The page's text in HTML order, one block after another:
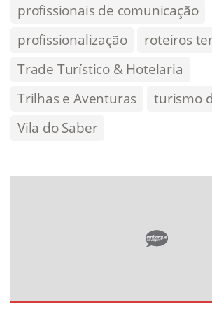
profissionais de comunicação
profissionalização
roteiros
Trade Turístico & Hotelaria
Trilhas e Aventuras
turismo
Vila do Saber